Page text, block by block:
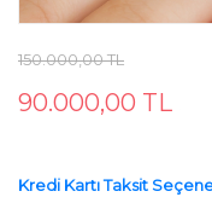
150.000,00 TL
90.000,00 TL
Kredi Kartı Taksit